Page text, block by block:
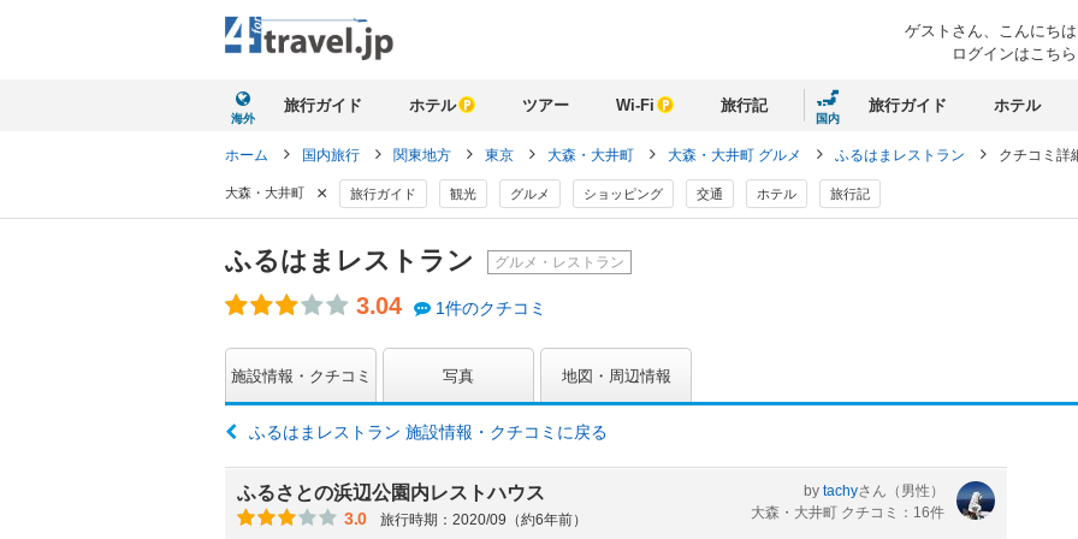
ゲストさん、 こんにちは
ログインはこちら
海外
旅行ガイド ホテル ツアー Wi-Fi 旅行記
国内
旅行ガイド ホテル
ホーム 国内旅行 関東地方 東京 大森・大井町 大森・大井町 グルメ ふるはまレストラン クチコミ詳
大森・大井町 × 旅行ガイド 観光 グルメ ショッピング 交通 ホテル 旅行記
ふるはまレストラン グルメ・レストラン
3.04 1件のクチコミ
施設情報・クチコミ 写真 地図・周辺情報
ふるはまレストラン 施設情報・クチコミに戻る
ふるさとの浜辺公園内レストハウス
3.0 旅行時期：2020/09（約6年前）
by tachyさん （男性）
大森・大井町 クチコミ：16件